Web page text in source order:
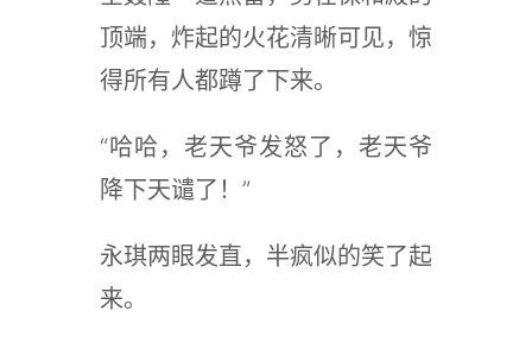
顶端，炸起的火花清晰可见，惊
得所有人都蹲了下来。
“哈哈，老天爷发怒了，老天爷
降下天谴了！”
永琪两眼发直，半疯似的笑了起
来。